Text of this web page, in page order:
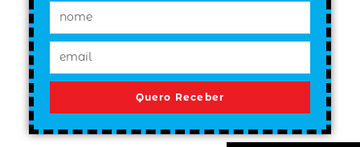
Quero Receber